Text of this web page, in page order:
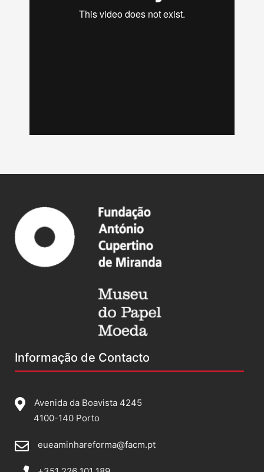
Informação de Contacto
Avenida da Boavista 4245
4100-140 Porto
eueaminhareforma@facm.pt